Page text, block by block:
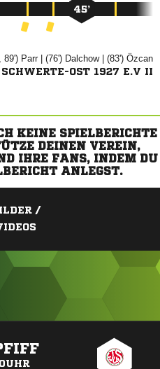
45’
89') | (76') | (83') 
SCHWERTE-OST 1927 E.V II
KEINE SPIELBERICHTE
DEINEN VEREIN,
IHRE FANS, INDEM DU
ANLEGST.
/